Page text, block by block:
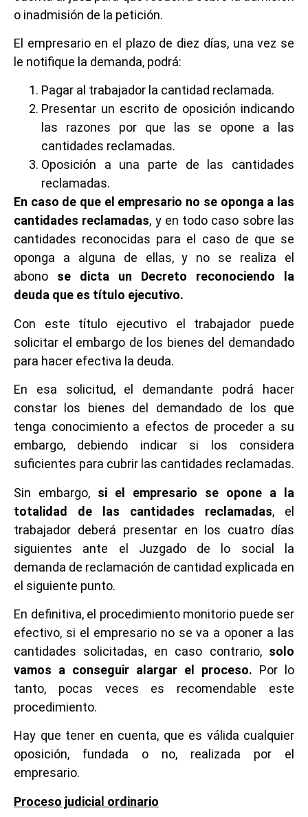
o inadmisión de la petición.
El empresario en el plazo de diez días, una vez se
le notifique la demanda, podrá:
Pagar al trabajador la cantidad reclamada.
Presentar un escrito de oposición indicando
las razones por que las se opone a las
cantidades reclamadas.
Oposición a una parte de las cantidades
reclamadas.
En caso de que el empresario no se oponga a las
cantidades reclamadas, y en todo caso sobre las
cantidades reconocidas para el caso de que se
oponga a alguna de ellas, y no se realiza el
abono se dicta un Decreto reconociendo la
deuda que es título ejecutivo.
Con este título ejecutivo el trabajador puede
solicitar el embargo de los bienes del demandado
para hacer efectiva la deuda.
En esa solicitud, el demandante podrá hacer
constar los bienes del demandado de los que
tenga conocimiento a efectos de proceder a su
embargo, debiendo indicar si los considera
suficientes para cubrir las cantidades reclamadas.
Sin embargo, si el empresario se opone a la
totalidad de las cantidades reclamadas, el
trabajador deberá presentar en los cuatro días
siguientes ante el Juzgado de lo social la
demanda de reclamación de cantidad explicada en
el siguiente punto.
En definitiva, el procedimiento monitorio puede ser
efectivo, si el empresario no se va a oponer a las
cantidades solicitadas, en caso contrario, solo
vamos a conseguir alargar el proceso. Por lo
tanto, pocas veces es recomendable este
procedimiento.
Hay que tener en cuenta, que es válida cualquier
oposición, fundada o no, realizada por el
empresario.
Proceso judicial ordinario